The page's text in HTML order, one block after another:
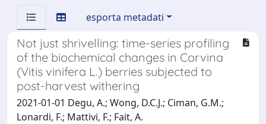
esporta metadati
Not just shrivelling: time-series profiling
of the biochemical changes in Corvina
(Vitis vinifera L.) berries subjected to
post-harvest withering
2021-01-01 Degu, A.; Wong, D.C.J.; Ciman, G.M.;
Lonardi, F.; Mattivi, F.; Fait, A.